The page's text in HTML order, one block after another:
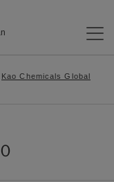
Kao Chemicals Global